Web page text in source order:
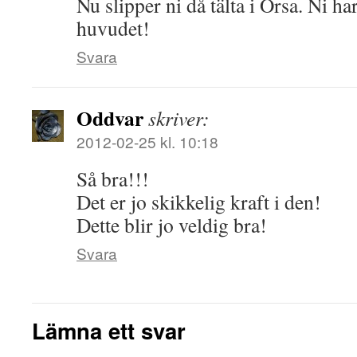
huvudet!
Svara
Oddvarskriver:
2012-02-25 kl. 10:18
Så bra!!!
Det er jo skikkelig kraft i den!
Dette blir jo veldig bra!
Svara
Lämna ett svar